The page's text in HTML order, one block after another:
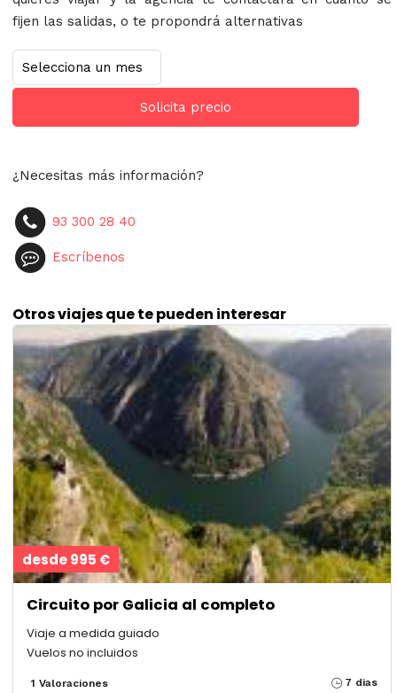
fijen las salidas, o te propondrá alternativas
Solicita precio
¿Necesitas más información?
93 300 28 40
Escríbenos
Otros viajes que te pueden interesar
desde 995 €
Circuito por Galicia al completo
Viaje a medida guiado
Vuelos no incluidos
1 Valoraciones 7 dias